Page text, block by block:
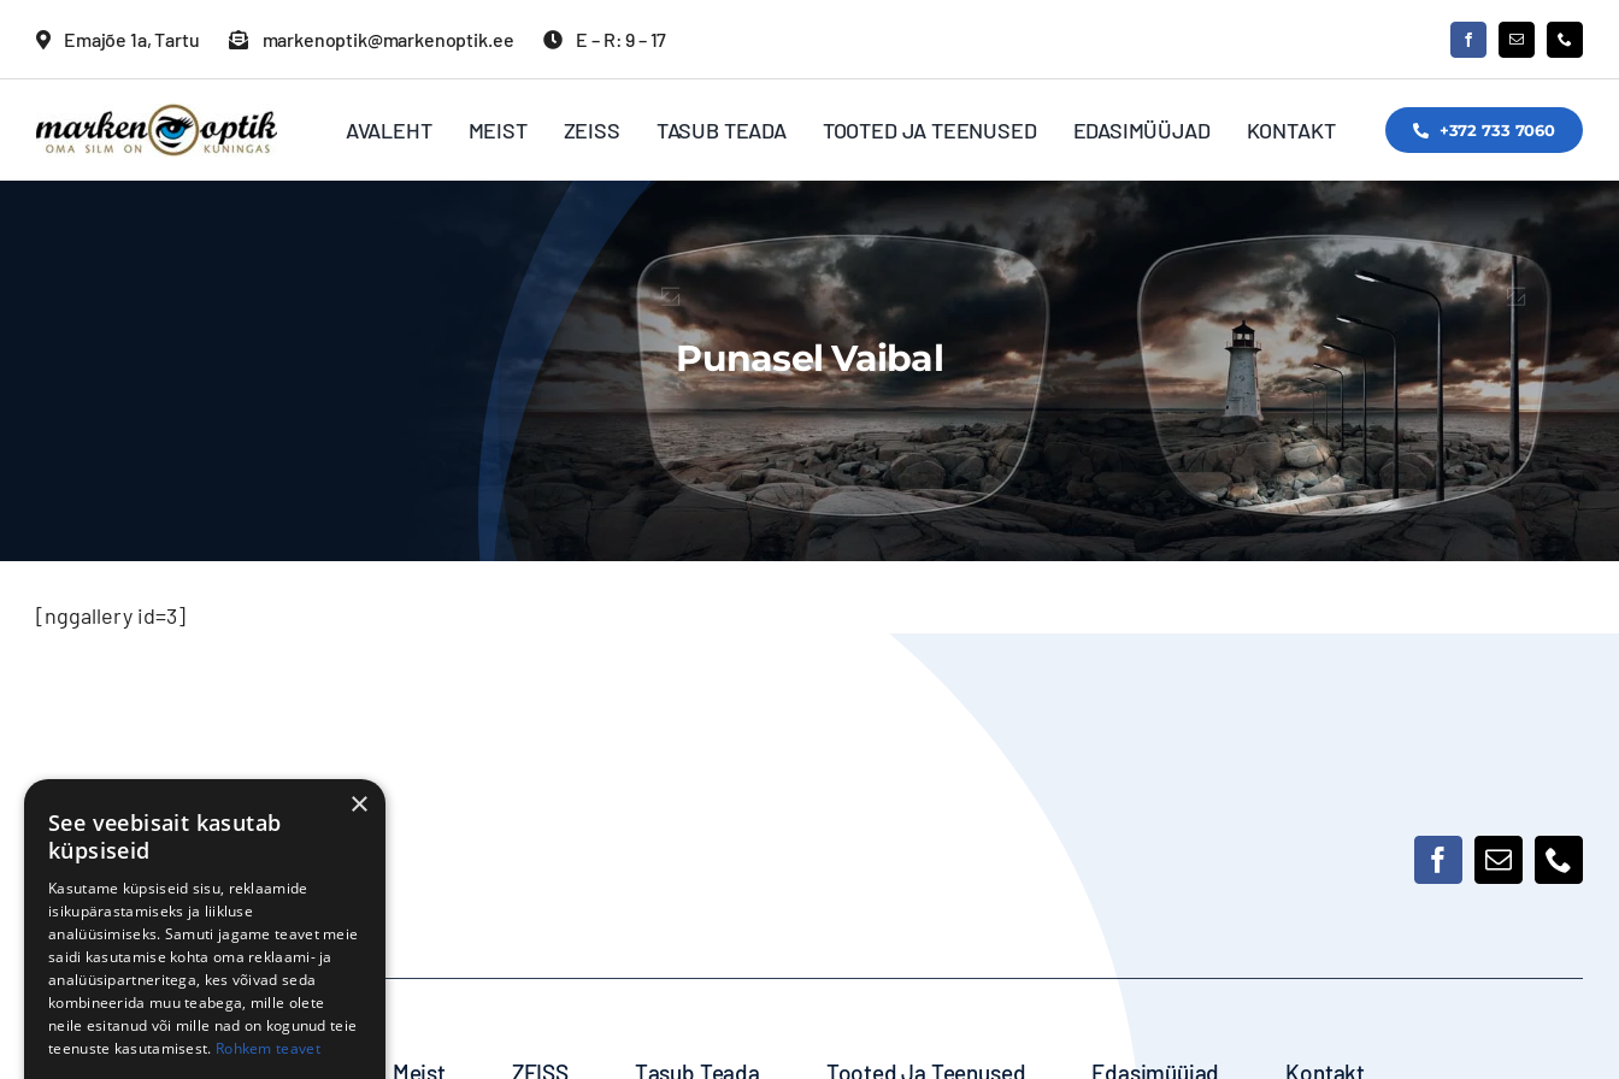
Emajõe 1a, Tartu markenoptik@markenoptik.ee E – R: 9 – 17
AVALEHT MEIST ZEISS TASUB TEADA TOOTED JA TEENUSED EDASIMÜÜJAD KONTAKT +372 733 7060
Punasel Vaibal
[nggallery id=3]
+372 733 7060
Meist ZEISS Tasub Teada Tooted Ja Teenused Edasimüüjad Kontakt
×
See veebisait kasutab
küpsiseid
Kasutame küpsiseid sisu, reklaamide
isikupärastamiseks ja liikluse
analüüsimiseks. Samuti jagame teavet meie
saidi kasutamise kohta oma reklaami- ja
analüüsipartneritega, kes võivad seda
kombineerida muu teabega, mille olete
neile esitanud või mille nad on kogunud teie
teenuste kasutamisest. Rohkem teavet